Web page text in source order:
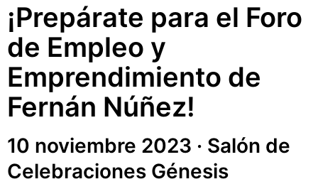
¡Prepárate para el Foro
de Empleo y
Emprendimiento de
Fernán Núñez!
10 noviembre 2023 · Salón de
Celebraciones Génesis